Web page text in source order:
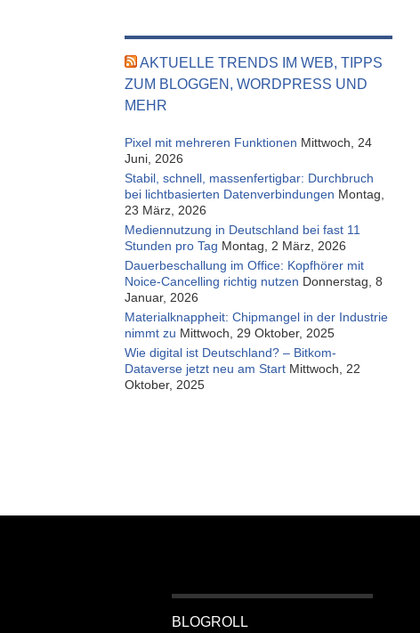
AKTUELLE TRENDS IM WEB, TIPPS
ZUM BLOGGEN, WORDPRESS UND
MEHR
Pixel mit mehreren Funktionen Mittwoch, 24
Juni, 2026
Stabil, schnell, massenfertigbar: Durchbruch
bei lichtbasierten Datenverbindungen Montag,
23 März, 2026
Mediennutzung in Deutschland bei fast 11
Stunden pro Tag Montag, 2 März, 2026
Dauerbeschallung im Office: Kopfhörer mit
Noice-Cancelling richtig nutzen Donnerstag, 8
Januar, 2026
Materialknappheit: Chipmangel in der Industrie
nimmt zu Mittwoch, 29 Oktober, 2025
Wie digital ist Deutschland? – Bitkom-
Dataverse jetzt neu am Start Mittwoch, 22
Oktober, 2025
BLOGROLL